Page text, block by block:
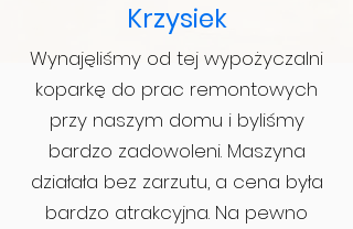
Krzysiek
Wynajęliśmy od tej wypożyczalni
koparkę do prac remontowych
przy naszym domu i byliśmy
bardzo zadowoleni. Maszyna
działała bez zarzutu, a cena była
bardzo atrakcyjna. Na pewno